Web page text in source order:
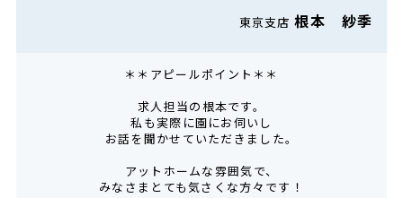
東京支店根本 紗季
＊＊アピールポイント＊＊
求人担当の根本です。
私も実際に園にお伺いし
お話を聞かせていただきました。
アットホームな雰囲気で、
みなさまとても気さくな方々です！